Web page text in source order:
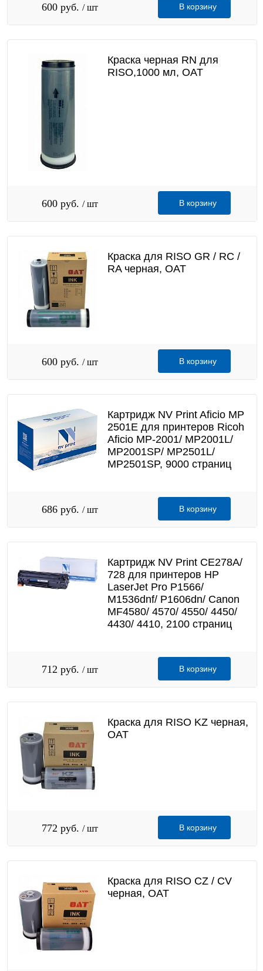
600 руб. / шт В корзину
Краска черная RN для
RISO,1000 мл, OAT
600 руб. / шт В корзину
Краска для RISO GR / RC /
RA черная, OAT
600 руб. / шт В корзину
Картридж NV Print Aficio MP
2501E для принтеров Ricoh
Aficio MP-2001/ MP2001L/
MP2001SP/ MP2501L/
MP2501SP, 9000 страниц
686 руб. / шт В корзину
Картридж NV Print CE278A/
728 для принтеров HP
LaserJet Pro P1566/
M1536dnf/ P1606dn/ Canon
MF4580/ 4570/ 4550/ 4450/
4430/ 4410, 2100 страниц
712 руб. / шт В корзину
Краска для RISO KZ черная,
OAT
772 руб. / шт В корзину
Краска для RISO CZ / CV
черная, OAT